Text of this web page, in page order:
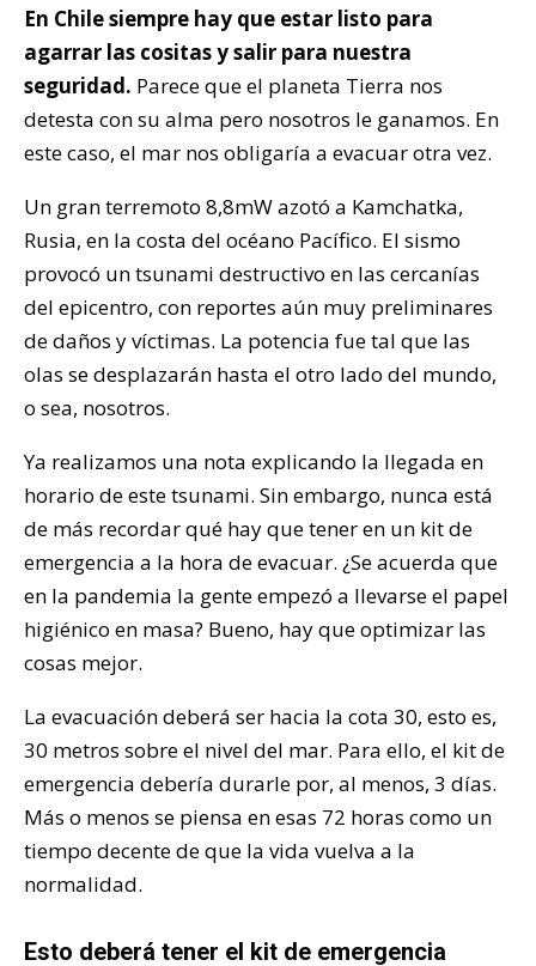
En Chile siempre hay que estar listo para
agarrar las cositas y salir para nuestra
seguridad. Parece que el planeta Tierra nos
detesta con su alma pero nosotros le ganamos. En
este caso, el mar nos obligaría a evacuar otra vez.
Un gran terremoto 8,8mW azotó a Kamchatka,
Rusia, en la costa del océano Pacífico. El sismo
provocó un tsunami destructivo en las cercanías
del epicentro, con reportes aún muy preliminares
de daños y víctimas. La potencia fue tal que las
olas se desplazarán hasta el otro lado del mundo,
o sea, nosotros.
Ya realizamos una nota explicando la llegada en
horario de este tsunami. Sin embargo, nunca está
de más recordar qué hay que tener en un kit de
emergencia a la hora de evacuar. ¿Se acuerda que
en la pandemia la gente empezó a llevarse el papel
higiénico en masa? Bueno, hay que optimizar las
cosas mejor.
La evacuación deberá ser hacia la cota 30, esto es,
30 metros sobre el nivel del mar. Para ello, el kit de
emergencia debería durarle por, al menos, 3 días.
Más o menos se piensa en esas 72 horas como un
tiempo decente de que la vida vuelva a la
normalidad.
Esto deberá tener el kit de emergencia